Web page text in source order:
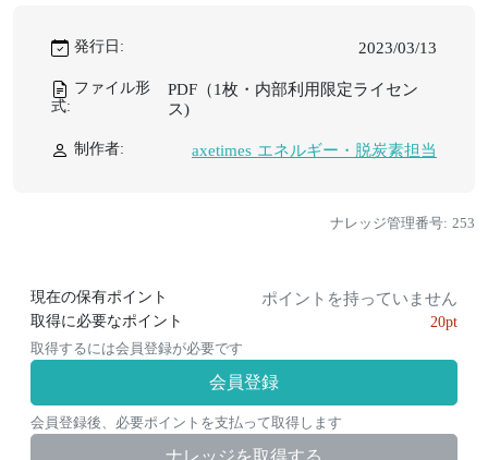
発行日: 2023/03/13
ファイル形
式:
PDF（1枚・内部利用限定ライセン
ス)
制作者: axetimes エネルギー・脱炭素担当
ナレッジ管理番号: 253
現在の保有ポイント ポイントを持っていません
取得に必要なポイント
20pt
取得するには会員登録が必要です
会員登録
会員登録後、必要ポイントを支払って取得します
ナレッジを取得する